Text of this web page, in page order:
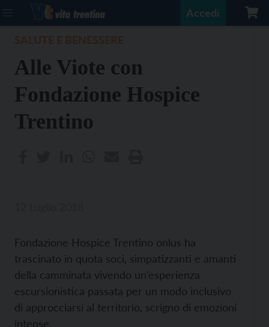
Accedi
Alle Viote con
Fondazione Hospice
Trentino
Fondazione Hospice Trentino onlus ha
trascinato in quota soci, simpatizzanti e amanti
della camminata vivendo un’esperienza
escursionistica passata per un modo inclusivo
di approcciarsi al territorio, scrigno di emozioni
intense.